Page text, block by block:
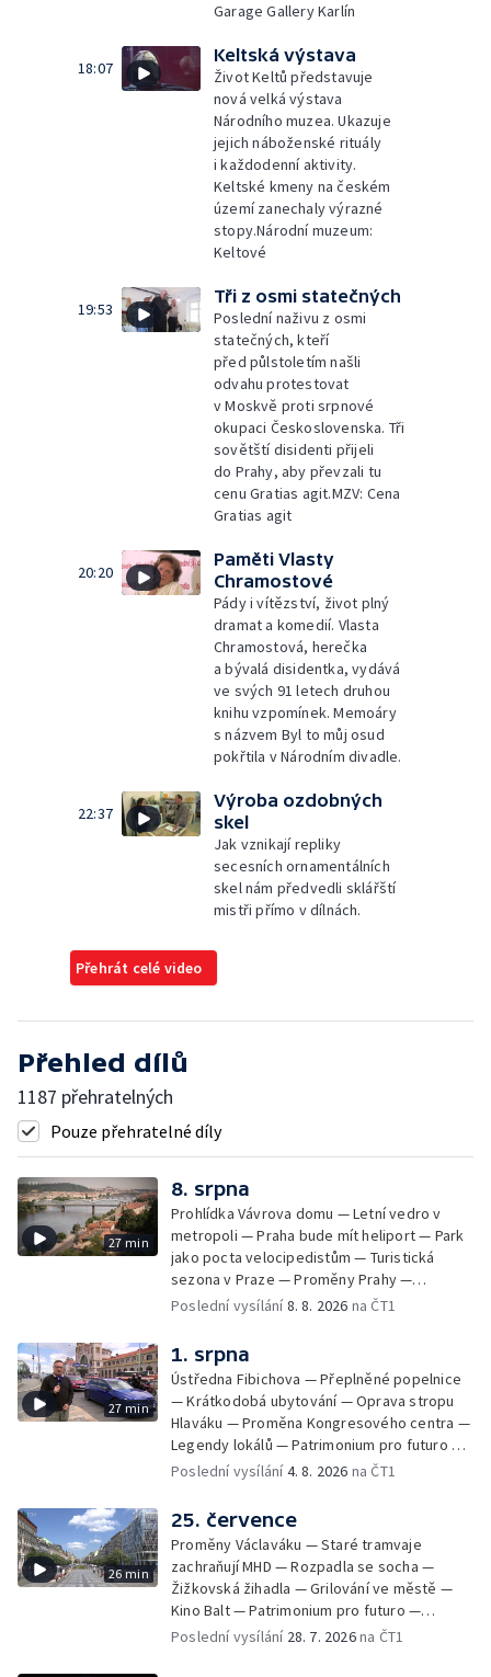
Garage Gallery Karlín
18:07
Keltská výstava
Život Keltů představuje
nová velká výstava
Národního muzea. Ukazuje
jejich náboženské rituály
i každodenní aktivity.
Keltské kmeny na českém
území zanechaly výrazné
stopy.Národní muzeum:
Keltové
19:53
Tři z osmi statečných
Poslední naživu z osmi
statečných, kteří
před půlstoletím našli
odvahu protestovat
v Moskvě proti srpnové
okupaci Československa. Tři
sovětští disidenti přijeli
do Prahy, aby převzali tu
cenu Gratias agit.MZV: Cena
Gratias agit
20:20
Paměti Vlasty
Chramostové
Pády i vítězství, život plný
dramat a komedií. Vlasta
Chramostová, herečka
a bývalá disidentka, vydává
ve svých 91 letech druhou
knihu vzpomínek. Memoáry
s názvem Byl to můj osud
pokřtila v Národním divadle.
22:37
Výroba ozdobných
skel
Jak vznikají repliky
secesních ornamentálních
skel nám předvedli sklářští
mistři přímo v dílnách.
Přehrát celé video
Přehled dílů
1187 přehratelných
Pouze přehratelné díly
27 min
8. srpna
Prohlídka Vávrova domu — Letní vedro v
metropoli — Praha bude mít heliport — Park
jako pocta velocipedistům — Turistická
sezona v Praze — Proměny Prahy —
Patrimonium pro futuro — Koloděje
Poslední vysílání8. 8. 2026 na ČT1
27 min
1. srpna
Ústředna Fibichova — Přeplněné popelnice
— Krátkodobá ubytování — Oprava stropu
Hlaváku — Proměna Kongresového centra —
Legendy lokálů — Patrimonium pro futuro —
Kolovraty
Poslední vysílání4. 8. 2026 na ČT1
26 min
25. července
Proměny Václaváku — Staré tramvaje
zachraňují MHD — Rozpadla se socha —
Žižkovská žihadla — Grilování ve městě —
Kino Balt — Patrimonium pro futuro —
Třebonice
Poslední vysílání 28. 7. 2026na ČT1